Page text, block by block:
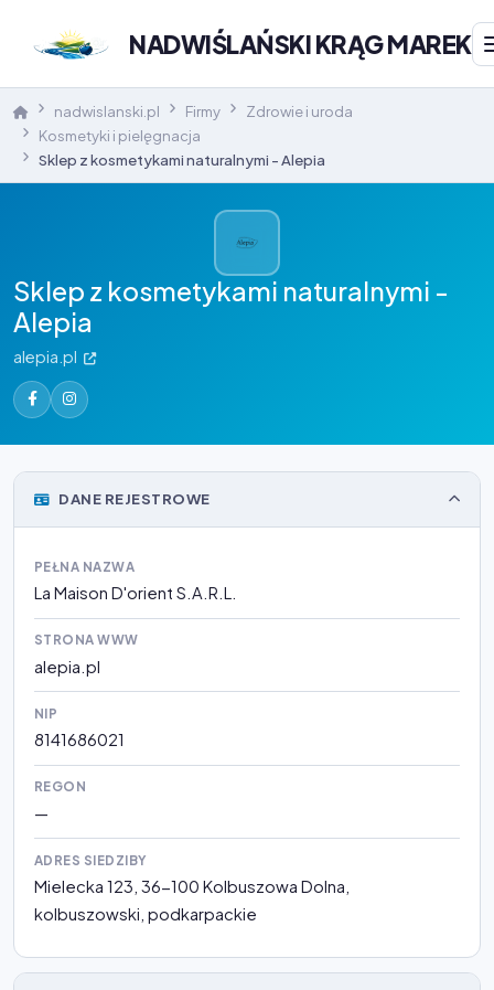
NADWIŚLAŃSKI KRĄG MAREK
nadwislanski.pl Firmy
Zdrowie i uroda
Kosmetyki i pielęgnacja
Sklep z kosmetykami naturalnymi - Alepia
Sklep z kosmetykami naturalnymi -
Alepia
alepia.pl
DANE REJESTROWE
PEŁNA NAZWA
La Maison D'orient S.A.R.L.
STRONA WWW
alepia.pl
NIP
8141686021
REGON
—
ADRES SIEDZIBY
Mielecka 123, 36-100 Kolbuszowa Dolna,
kolbuszowski, podkarpackie